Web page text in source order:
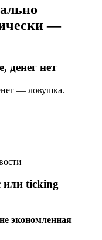
—
денег нет
— ловушка.
или ticking
экономленная